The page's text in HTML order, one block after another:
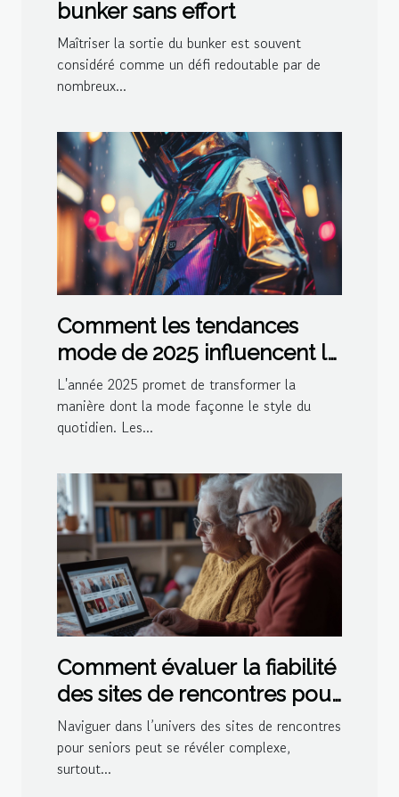
bunker sans effort
Maîtriser la sortie du bunker est souvent
considéré comme un défi redoutable par de
nombreux...
Comment les tendances
mode de 2025 influencent le
style quotidien
L'année 2025 promet de transformer la
manière dont la mode façonne le style du
quotidien. Les...
Comment évaluer la fiabilité
des sites de rencontres pour
seniors
Naviguer dans l’univers des sites de rencontres
pour seniors peut se révéler complexe,
surtout...